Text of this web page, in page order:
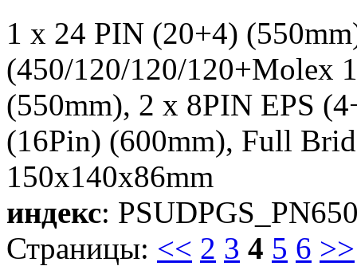
1 x 24 PIN (20+4)
(450/120/120/120+Molex
(550mm), 2 x 8PIN EPS
(16Pin) (600mm), Full
150x140x86mm
индекс:
Страницы: << 2 3 4 5 6 >>